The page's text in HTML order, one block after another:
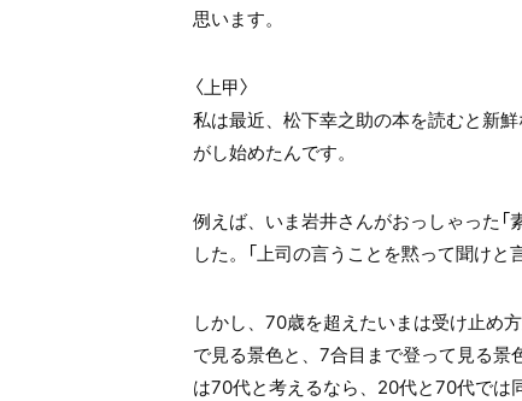
思います。
〈上甲〉
私は最近、松下幸之助の本を読むと新
がし始めたんです。
例えば、いま岩井さんがおっしゃった
した。「上司の言うことを黙って聞けと言
しかし、70歳を超えたいまは受け止め
で見る景色と、7合目まで登って見る
は70代と考えるなら、20代と70代では